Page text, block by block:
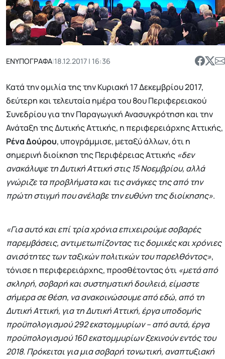
ΕΝΥΠΟΓΡΑΦΑ|18.12.2017 | 16:36
Κατά την ομιλία της την Κυριακή 17 Δεκεμβρίου 2017,
δεύτερη και τελευταία ημέρα του 8ου Περιφερειακού
Συνεδρίου για την Παραγωγική Ανασυγκρότηση και την
Ανάταξη της Δυτικής Αττικής, η περιφερειάρχης Αττικής,
Ρένα Δούρου, υπογράμμισε, μεταξύ άλλων, ότι η
σημερινή διοίκηση της Περιφέρειας Αττικής «δεν
ανακάλυψε τη Δυτική Αττική στις 15 Νοεμβρίου, αλλά
γνώριζε τα προβλήματα και τις ανάγκες της από την
πρώτη στιγμή που ανέλαβε την ευθύνη της διοίκησης».
«Για αυτό και επί τρία χρόνια επιχειρούμε σοβαρές
παρεμβάσεις, αντιμετωπίζοντας τις δομικές και χρόνιες
ανισότητες των ταξικών πολιτικών του παρελθόντος»,
τόνισε η περιφερειάρχης, προσθέτοντας ότι «μετά από
σκληρή, σοβαρή και συστηματική δουλειά, είμαστε
σήμερα σε θέση, να ανακοινώσουμε από εδώ, από τη
Δυτική Αττική, για τη Δυτική Αττική, έργα υποδομής
προϋπολογισμού 292 εκατομμυρίων – από αυτά, έργα
προϋπολογισμού 160 εκατομμυρίων ξεκινούν εντός του
2018. Πρόκειται για μια σοβαρή τονωτική, αναπτυξιακή